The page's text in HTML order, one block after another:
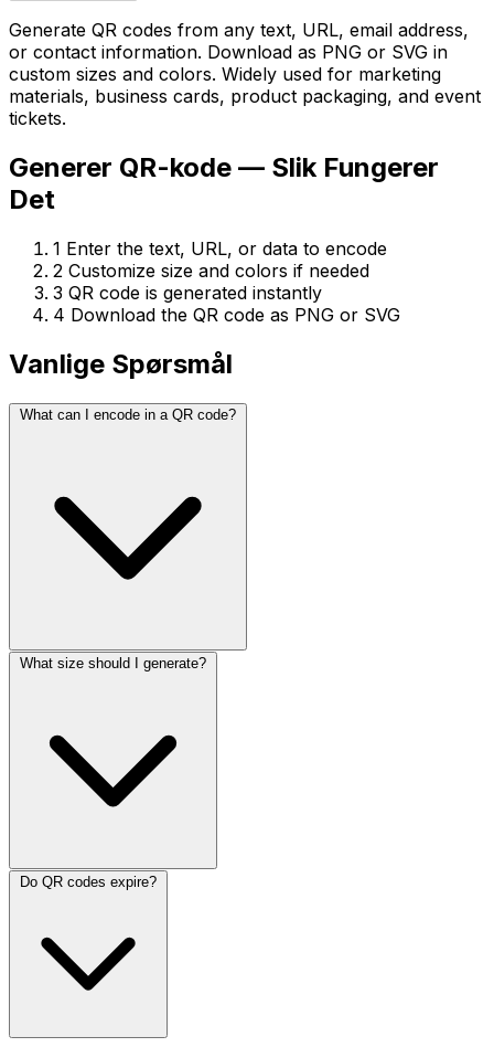
Generate QR codes from any text, URL, email address,
or contact information. Download as PNG or SVG in
custom sizes and colors. Widely used for marketing
materials, business cards, product packaging, and event
tickets.
Generer QR-kode — Slik Fungerer
Det
1 Enter the text, URL, or data to encode
2 Customize size and colors if needed
3 QR code is generated instantly
4 Download the QR code as PNG or SVG
Vanlige Spørsmål
What can I encode in a QR code?
What size should I generate?
Do QR codes expire?